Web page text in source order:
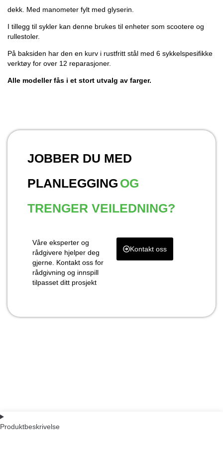
dekk. Med manometer fylt med glyserin.
I tillegg til sykler kan denne brukes til enheter som scootere og
rullestoler.
På baksiden har den en kurv i rustfritt stål med 6 sykkelspesifikke
verktøy for over 12 reparasjoner.
Alle modeller fås i et stort utvalg av farger.
JOBBER DU MED
PLANLEGGING OG
TRENGER VEILEDNING?
Våre eksperter og
rådgivere hjelper deg
gjerne. Kontakt oss for
rådgivning og innspill
tilpasset ditt prosjekt
Kontakt oss
Produktbeskrivelse